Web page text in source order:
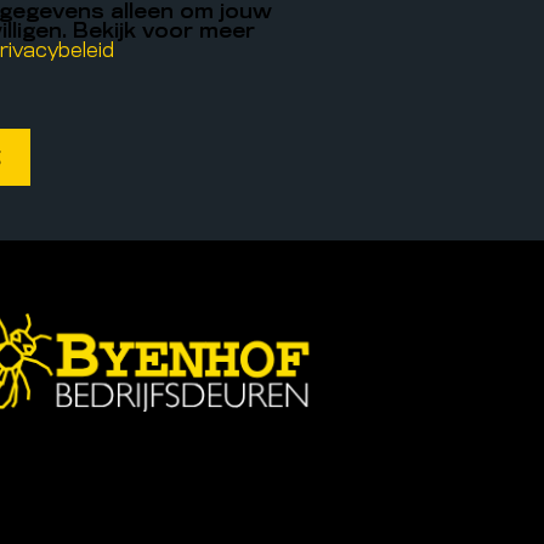
alleen om jouw
Bekijk voor meer